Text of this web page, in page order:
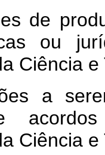
de
ou
Ciência e
a
Ciência e